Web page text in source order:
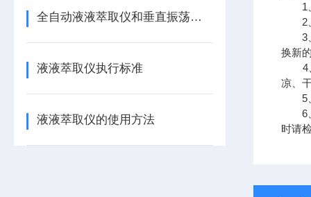
全自动液液萃取仪和垂直振荡器的区别
液液萃取仪执行标准
液液萃取仪的使用方法
1、
2、
3、
换新
4、
凉、
5、
6、
时请